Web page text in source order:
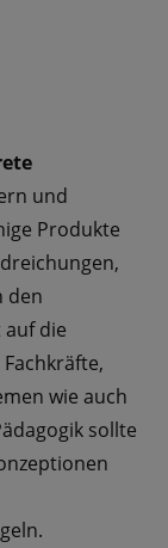
und
Produkte
den
die
wie auch
sollte